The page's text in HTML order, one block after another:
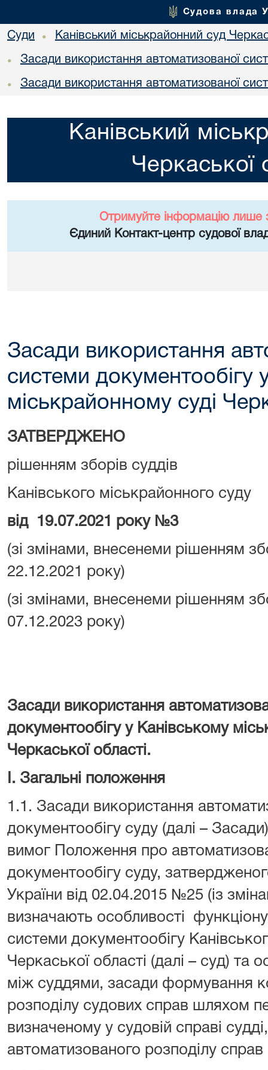
Судова влада
Суди • Канівський міськрайонний суд
• Засади використання автоматизованої
• Засади використання автоматизованої
Канівський
Черкаської
Отримуйте інформацію лише
Єдиний Контакт-центр судової
Засади використання
системи документообігу
міськрайонному суді
ЗАТВЕРДЖЕНО
рішенням зборів суддів
Канівського міськрайонного суду
від 19.07.2021 року №3
(зі змінами, внесенеми рішенням
22.12.2021 року)
(зі змінами, внесенеми рішенням
07.12.2023 року)
Засади використання
документообігу у Канівському
Черкаської області.
І. Загальні положення
1.1. Засади використання
документообігу суду (далі –
вимог Положення про
документообігу суду,
України від 02.04.2015 №25 (із
визначають особливості
системи документообігу
Черкаської області (далі – суд) та
між суддями, засади формування
розподілу судових справ шляхом
визначеному у судовій справі
автоматизованого розподілу